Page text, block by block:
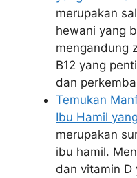
merupakan
hewani yang
mengandung
B12 yang
dan
Temukan
Ibu Hamil
merupakan
ibu hamil.
dan vitamin D